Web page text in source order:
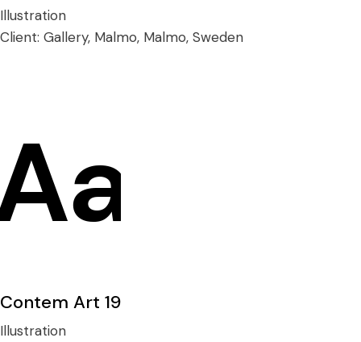
Illustration
Client: Gallery, Malmo, Malmo, Sweden
Contem Art 19
Illustration